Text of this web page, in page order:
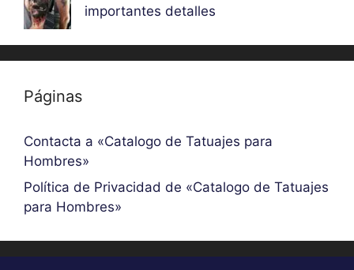
importantes detalles
Páginas
Contacta a «Catalogo de Tatuajes para
Hombres»
Política de Privacidad de «Catalogo de Tatuajes
para Hombres»